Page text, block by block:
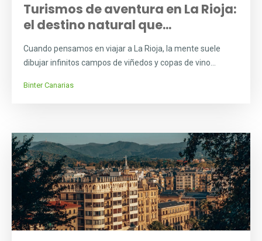
Turismos de aventura en La Rioja:
el destino natural que...
Cuando pensamos en viajar a La Rioja, la mente suele
dibujar infinitos campos de viñedos y copas de vino...
Binter Canarias